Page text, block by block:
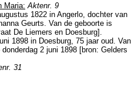
Maria: Aktenr. 9
1822 inAngerlo , dochter van
Geurts. Van de geboorte is
De Liemers en Doesburg].
1898 in Doesburg , 75 jaar oud. Van
2 juni 1898 [bron: Gelders
31